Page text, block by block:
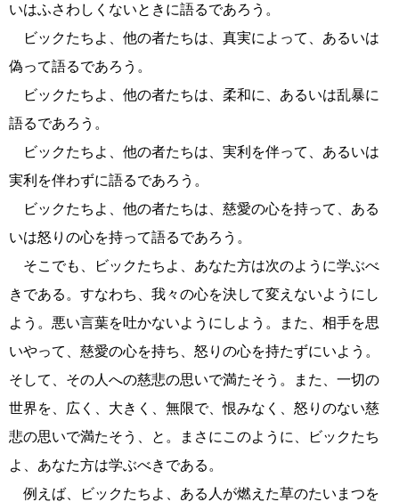
いはふさわしくないときに語るであろう。
ビックたちよ、他の者たちは、真実によって、あるいは
偽って語るであろう。
ビックたちよ、他の者たちは、柔和に、あるいは乱暴に
語るであろう。
ビックたちよ、他の者たちは、実利を伴って、あるいは
実利を伴わずに語るであろう。
ビックたちよ、他の者たちは、慈愛の心を持って、ある
いは怒りの心を持って語るであろう。
そこでも、ビックたちよ、あなた方は次のように学ぶべ
きである。すなわち、我々の心を決して変えないようにし
よう。悪い言葉を吐かないようにしよう。また、相手を思
いやって、慈愛の心を持ち、怒りの心を持たずにいよう。
そして、その人への慈悲の思いで満たそう。また、一切の
世界を、広く、大きく、無限で、恨みなく、怒りのない慈
悲の思いで満たそう、と。まさにこのように、ビックたち
よ、あなた方は学ぶべきである。
例えば、ビックたちよ、ある人が燃えた草のたいまつを